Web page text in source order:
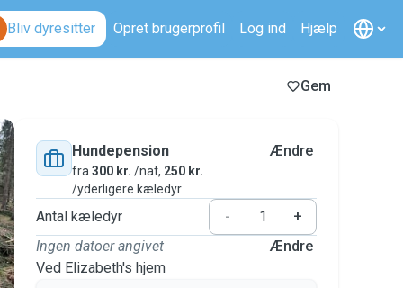
Bliv dyresitter Opret brugerprofil Log ind Hjælp
Gem
Hundepension
fra 300 kr. /nat, 250 kr.
/yderligere kæledyr
Ændre
Antal kæledyr -
+
Ingen datoer angivet
Ved Elizabeth's hjem
Ændre